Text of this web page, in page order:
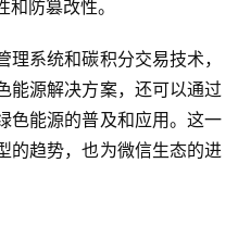
防篡改性。
系统和碳积分交易技术，
能源解决方案，还可以通过
色能源的普及和应用。这一
的趋势，也为微信生态的进